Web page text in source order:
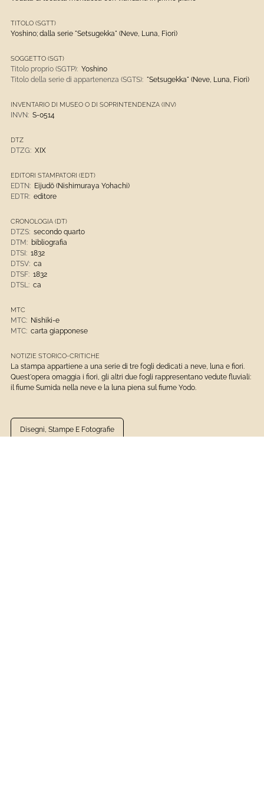
TITOLO (SGTT)
Yoshino; dalla serie "Setsugekka" (Neve, Luna, Fiori)
SOGGETTO (SGT)
Titolo proprio (SGTP): Yoshino
Titolo della serie di appartenenza (SGTS): "Setsugekka" (Neve, Luna, Fiori)
INVENTARIO DI MUSEO O DI SOPRINTENDENZA (INV)
INVN: S-0514
DTZ
DTZG: XIX
EDITORI STAMPATORI (EDT)
EDTN: Eijudō (Nishimuraya Yohachi)
EDTR: editore
CRONOLOGIA (DT)
DTZS: secondo quarto
DTM: bibliografia
DTSI: 1832
DTSV: ca
DTSF: 1832
DTSL: ca
MTC
MTC: Nishiki-e
MTC: carta giapponese
NOTIZIE STORICO-CRITICHE
La stampa appartiene a una serie di tre fogli dedicati a neve, luna e fiori.
Quest'opera omaggia i fiori, gli altri due fogli rappresentano vedute fluviali:
il fiume Sumida nella neve e la luna piena sul fiume Yodo.
Disegni, Stampe E Fotografie